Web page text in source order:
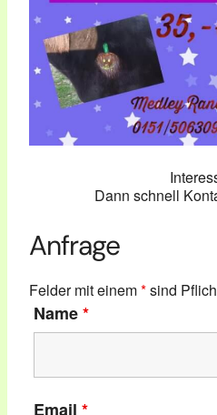
Dann schnell
Anfrage
Felder mit einem*sind
Name*
Email *